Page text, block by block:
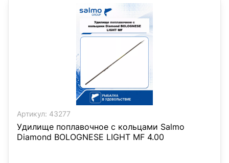
Артикул: 43277
Удилище поплавочное с кольцами Salmo
Diamond BOLOGNESE LIGHT MF 4.00